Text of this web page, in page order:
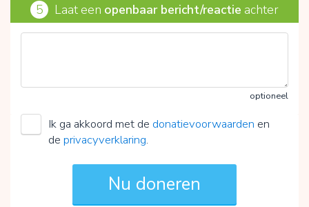
5 Laat een openbaar bericht/reactie achter
optioneel
Ik ga akkoord met de donatievoorwaarden en
de privacyverklaring.